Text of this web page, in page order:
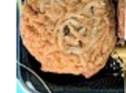
shop
オンラインシ
Tokyo Family